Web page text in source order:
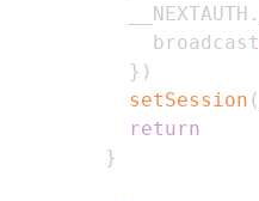
          __NEXTAUTH
.
            broadcast
} )
setSession (
return
}